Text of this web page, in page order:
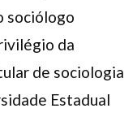
sociólogo
da
de sociologia
Estadual